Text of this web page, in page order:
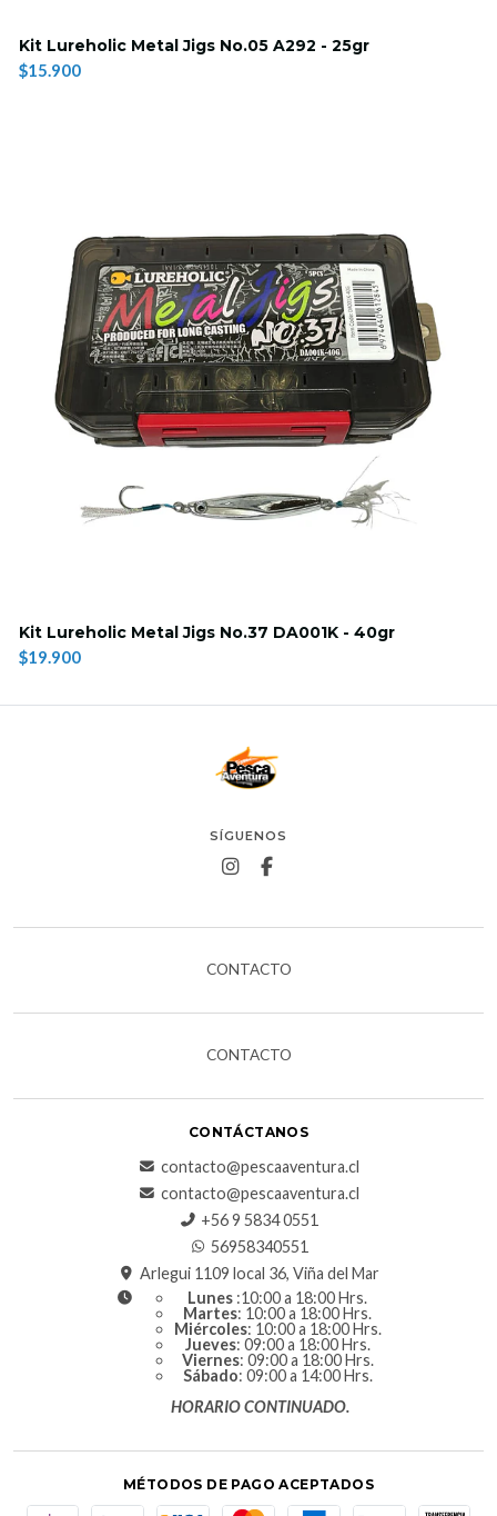
Kit Lureholic Metal Jigs No.05 A292 - 25gr
$15.900
Kit Lureholic Metal Jigs No.37 DA001K - 40gr
$19.900
SÍGUENOS
CONTACTO
CONTACTO
CONTÁCTANOS
contacto@pescaaventura.cl
contacto@pescaaventura.cl
+56 9 5834 0551
56958340551
Arlegui 1109 local 36, Viña del Mar
Lunes :10:00 a 18:00 Hrs.
Martes: 10:00 a 18:00 Hrs.
Miércoles: 10:00 a 18:00 Hrs.
Jueves: 09:00 a 18:00 Hrs.
Viernes: 09:00 a 18:00 Hrs.
Sábado: 09:00 a 14:00 Hrs.
HORARIO CONTINUADO.
MÉTODOS DE PAGO ACEPTADOS